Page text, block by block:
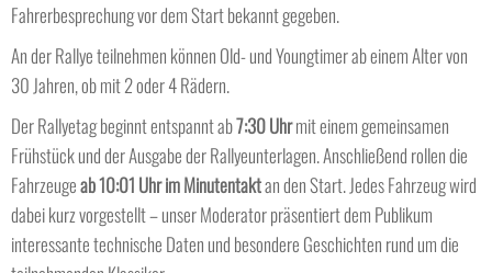
Fahrerbesprechung vor dem Start bekannt gegeben.
An der Rallye teilnehmen können Old- und Youngtimer ab einem Alter von
30 Jahren,ob mit 2 oder 4 Rädern.
Der Rallyetag beginnt entspannt ab7:30 Uhrmit einem gemeinsamen
Frühstück und der Ausgabe der Rallyeunterlagen. Anschließend rollen die
Fahrzeugeab 10:01 Uhr im Minutentaktan den Start. Jedes Fahrzeug wird
dabei kurz vorgestellt – unser Moderator präsentiert dem Publikum
interessante technische Daten und besondere Geschichten rund um die